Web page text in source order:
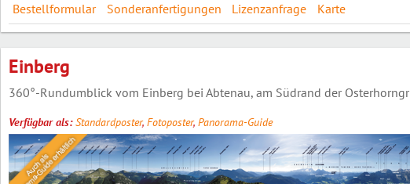
Bestellformular Sonderanfertigungen Lizenzanfrage Karte
Einberg
360°-Rundumblick vom Einberg bei Abtenau, am Südrand der
Verfügbar als:Standardposter, Fotoposter, Panorama-Guide